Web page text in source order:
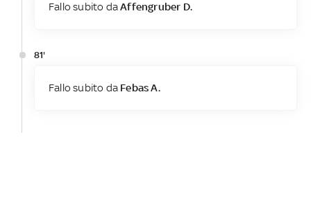
Fallo subito daAffengruber D.
81'
Fallo subito da Febas A.